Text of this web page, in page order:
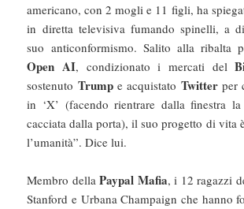
americano, con 2 mogli e 11 figli, ha
in diretta televisiva fumando spinelli, a
suo anticonformismo. Salito alla ribalta
Open AI, condizionato i mercati del
sostenuto Trumpe acquistato Twitterper
in ‘X’ (facendo rientrare dalla finestra
cacciata dalla porta), il suo progetto di vita
l’umanità”. Dice lui.
Membro dellaPaypal Mafia, i 12 ragazzi
Stanford e Urbana Champaign che hanno